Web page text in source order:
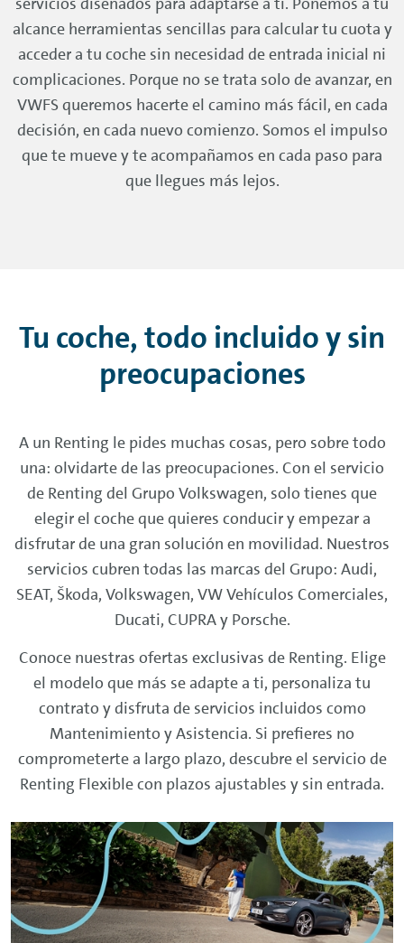
alcance herramientas sencillas para calcular tu cuota y
acceder a tu coche sin necesidad de entrada inicial ni
complicaciones. Porque no se trata solo de avanzar, en
VWFS queremos hacerte el camino más fácil, en cada
decisión, en cada nuevo comienzo. Somos el impulso
que te mueve y te acompañamos en cada paso para
que llegues más lejos.
Tu coche, todo incluido y sin
preocupaciones
A un Renting le pides muchas cosas, pero sobre todo
una: olvidarte de las preocupaciones. Con el servicio
de Renting del Grupo Volkswagen, solo tienes que
elegir el coche que quieres conducir y empezar a
disfrutar de una gran solución en movilidad. Nuestros
servicios cubren todas las marcas del Grupo: Audi,
SEAT, Škoda, Volkswagen, VW Vehículos Comerciales,
Ducati, CUPRA y Porsche.
Conoce nuestras ofertas exclusivas de Renting. Elige
el modelo que más se adapte a ti, personaliza tu
contrato y disfruta de servicios incluidos como
Mantenimiento y Asistencia. Si prefieres no
comprometerte a largo plazo, descubre el servicio de
Renting Flexible con plazos ajustables y sin entrada.